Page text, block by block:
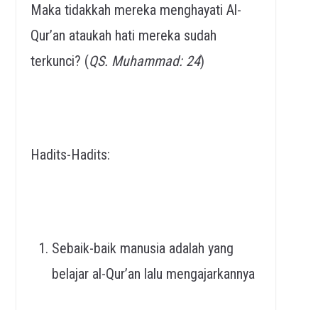
Maka tidakkah mereka menghayati Al-
Qur’an ataukah hati mereka sudah
terkunci? (QS. Muhammad: 24)
Hadits-Hadits:
Sebaik-baik manusia adalah yang
belajar al-Qur’an lalu mengajarkannya